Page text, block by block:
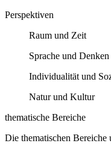
Perspektiven
Raum und Zeit
Sprache und Denken
Individualität und
Natur und Kultur
thematische Bereiche
Die thematischen Bereiche